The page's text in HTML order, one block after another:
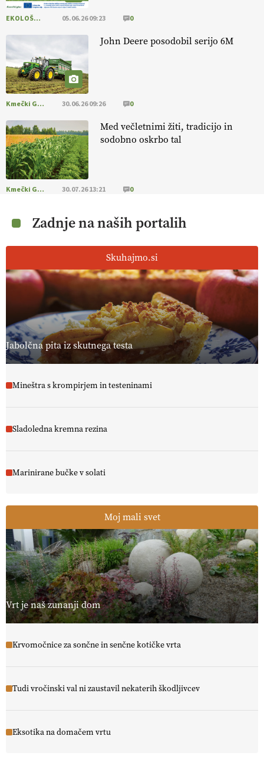
EKOLOŠKO LOGIČNO 05.06.26 09:23 0
John Deere posodobil serijo 6M
Kmečki Glas 30.06.26 09:26 0
Med večletnimi žiti, tradicijo in
sodobno oskrbo tal
Kmečki Glas 30.07.26 13:21 0
Zadnje na naših portalih
Skuhajmo.si
Jabolčna pita iz skutnega testa
Mineštra s krompirjem in testeninami
Sladoledna kremna rezina
Marinirane bučke v solati
Moj mali svet
Vrt je naš zunanji dom
Krvomočnice za sončne in senčne kotičke vrta
Tudi vročinski val ni zaustavil nekaterih škodljivcev
Eksotika na domačem vrtu